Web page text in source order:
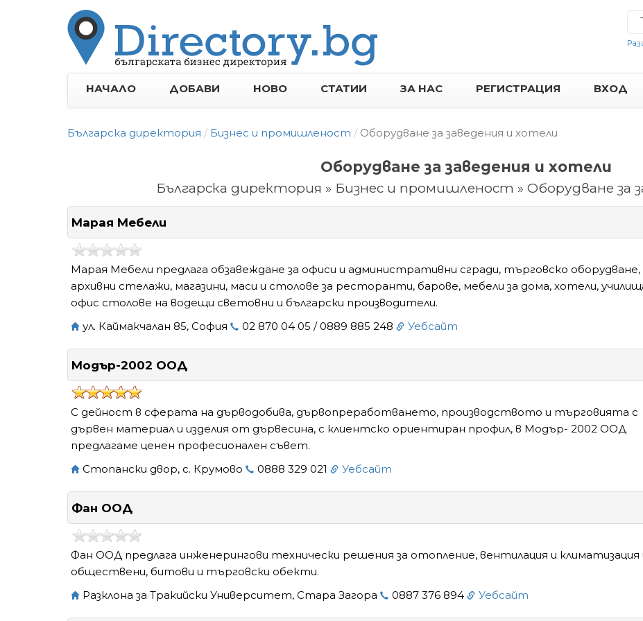
НАЧАЛО ДОБАВИ НОВО СТАТИИ ЗА НАС РЕГИСТРАЦИЯ ВХОД
Българска директория Бизнес и промишленост Оборудване за заведения и хотели
Оборудване за заведения и хотели
Българска директория » Бизнес и промишленост » Оборудване за
Марая Мебели
Марая Мебели предлага обзавеждане за офиси и административни сгради, търговско оборудване,
архивни стелажи, магазини, маси и столове за ресторанти, барове, мебели за дома, хотели,
офис столове на водещи световни и български производители.
ул. Каймакчалан 85, София
02 870 04 05 / 0889 885 248 Уебсайт
Модър-2002 ООД
С дейност в сферата на дърводобива, дървопреработването, производството и търговията с
дървен материал и изделия от дървесина, с клиентско ориентиран профил, в Модър- 2002 ООД
предлагаме ценен професионален съвет.
Стопански двор, с. Крумово
0888 329 021 Уебсайт
Фан ООД
Фан ООД предлага инженерингови технически решения за отопление, вентилация и климатизация
обществени, битови и търговски обекти.
Разклона за Тракийски Университет, Стара Загора
0887 376 894 Уебсайт